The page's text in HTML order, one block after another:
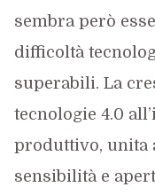
sembra però
difficoltà
superabili. La
tecnologie 4.0
produttivo, unita
sensibilità e